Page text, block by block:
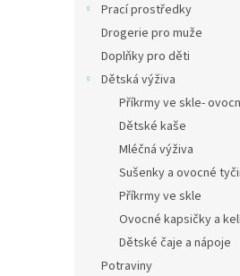
Prací prostředky
Drogerie pro muže
Doplňky pro děti
Dětská výživa
Příkrmy ve skle-
Dětské kaše
Mléčná výživa
Sušenky a ovocné
Příkrmy ve skle
Ovocné kapsičky a
Dětské čaje a nápoje
Potraviny